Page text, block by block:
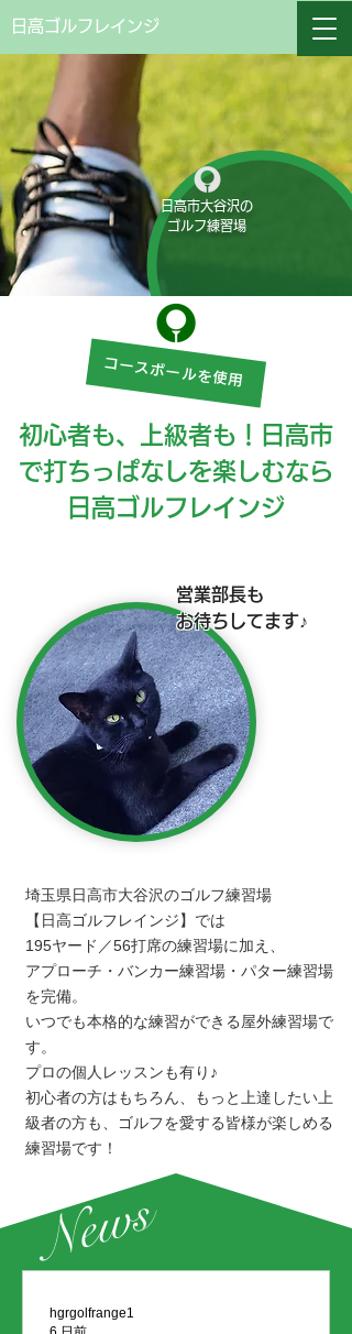
日高ゴルフレインジ
日高市大谷沢の
ゴルフ練習場
コースボールを使用
初心者も、上級者も！日高市
で打ちっぱなしを楽しむなら
日高ゴルフレインジ
営業部長も
​お待ちしてます♪
埼玉県日高市大谷沢のゴルフ練習場
【日高ゴルフレインジ】では
195ヤード／56打席の練習場に加え、
アプローチ・バンカー練習場・パター練習場
を完備。
いつでも本格的な練習ができる屋外練習場で
す。
プロの個人レッスンも有り♪
初心者の方はもちろん、もっと上達したい上
級者の方も、ゴルフを愛する皆様が楽しめる
練習場です！
News
hgrgolfrange1